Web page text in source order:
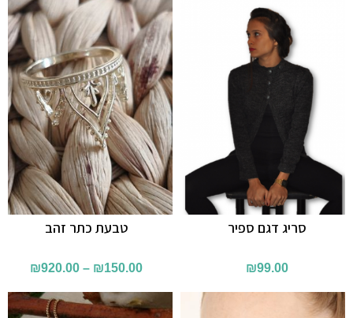
טבעת כתר זהב
₪150.00
–
₪920.00
סריג דגם ספיר
₪99.00